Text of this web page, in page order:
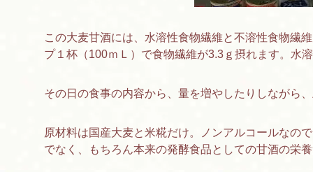
この大麦甘酒には、水溶性食物繊維と不溶性食物繊
プ１杯（100ｍＬ）で食物繊維が3.3ｇ摂れます。水
その日の食事の内容から、量を増やしたりしながら
原材料は国産大麦と米糀だけ。ノンアルコールなの
でなく、もちろん本来の発酵食品としての甘酒の栄